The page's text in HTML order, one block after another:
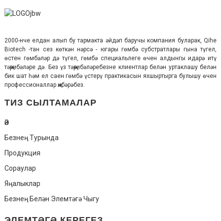
2000-нче елдан алып бу тармакта әйдәп баручы компания буларак, Qihe
Biotech -тан сез көткән нәрсә - югары гөмбә субстратлары гына түгел,
өстен гөмбәләр дә түгел, гөмбә специальлеге өчен алдынгы идарә итү
тәҗрибәләре дә. Без үз тәҗрибәләребезне клиентлар белән уртаклашу белән
бик шат һәм ел саен гөмбә үстерү практикасын яхшыртырга булышу өчен
профессионаллар җибәрәбез.
ТИЗ СЫЛТАМАЛАР
Өй
Безнең Турында
Продукция
Сораулар
Яңалыклар
Безнең Белән Элемтәгә Чыгу